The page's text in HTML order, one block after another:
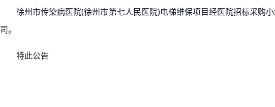
徐州市传染病医院(徐州市第七人民医院)电梯维保项目经医院招标采购
司。
特此公告